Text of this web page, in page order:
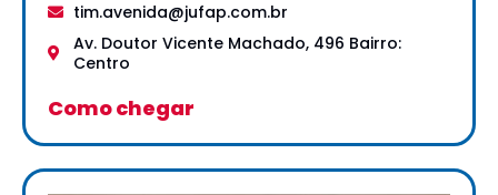
tim.avenida@jufap.com.br
Av. Doutor Vicente Machado, 496 Bairro:
Centro
Como chegar